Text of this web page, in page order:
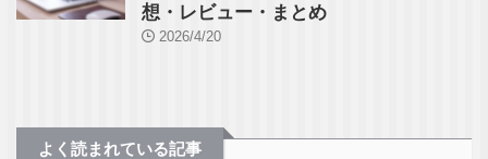
想・レビュー・まとめ
2026/4/20
よく読まれている記事